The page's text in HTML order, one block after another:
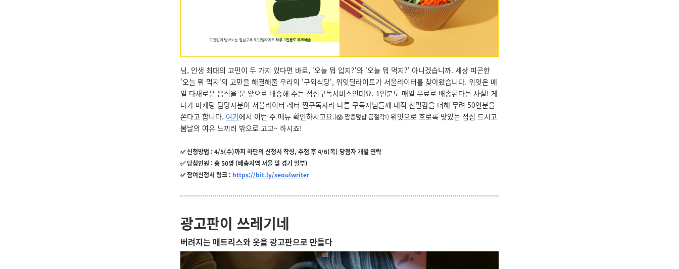
님, 인생 최대의 고민이 두 가지 있다면 바로, '오늘 뭐 입지?'와 '오늘 뭐 먹지?' 아니겠습니까. 세상 피곤한
'오늘 뭐 먹지'의 고민을 해결해줄 우리의 '구외식당', 위잇딜라이트가 서울라이터를 찾아왔습니다. 위잇은 매
일 다채로운 음식을 문 앞으로 배송해 주는 점심구독서비스인데요. 1인분도 매일 무료로 배송된다는 사실! 게
다가 마케팅 담당자분이 서울라이터 레터 찐구독자라 다른 구독자님들께 내적 친밀감을 더해 무려 50인분을
쏜다고 합니다. 여기에서 이번 주 메뉴 확인하시고요.(😱 짬뽕덮밥 품절각!) 위잇으로 호로록 맛있는 점심 드시고
봄날의 여유 느끼러 밖으로 고고~ 하시죠!
✅ 신청방법 : 4/5(수)까지 하단의 신청서 작성, 추첨 후 4/6(목) 당첨자 개별 연락
✅ 당첨인원 : 총 50명 (배송지역 서울 및 경기 일부)
✅ 참여신청서 링크 : https://bit.ly/seoulwriter
광고판이 쓰레기네
버려지는 매트리스와 옷을 광고판으로 만들다